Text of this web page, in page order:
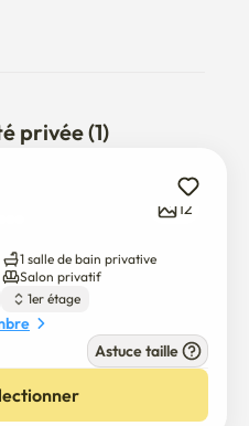
l'extérieur, mais vous
voiture légère seulement)
Poulet 1 minute
Disney+ Gratuit
privée (1)
12
1 salle de bain privative
Salon privatif
1er étage
Astuce taille